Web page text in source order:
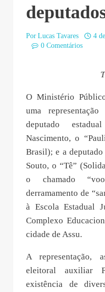
Por Lucas Tavares
4
0 Comentários
O Ministério
uma
deputado
Nascimento, o
Brasil); e a
Souto, o “Tê”
o chamado
derramamento de
à Escola Estadual
Complexo
cidade de Assu.
A representação,
eleitoral auxiliar
existência de